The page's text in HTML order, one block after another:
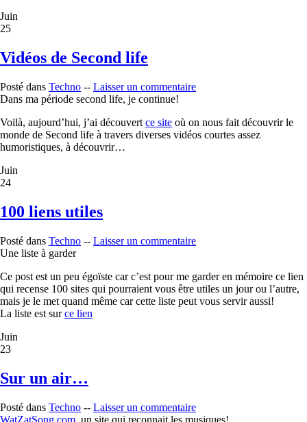
Juin
25
Vidéos de Second life
Posté dans Techno -- Laisser un commentaire
Dans ma période second life, je continue!
Voilà, aujourd’hui, j’ai découvert ce site où on nous fait découvrir le
monde de Second life à travers diverses vidéos courtes assez
humoristiques, à découvrir…
Juin
24
100 liens utiles
Posté dans Techno -- Laisser un commentaire
Une liste à garder
Ce post est un peu égoïste car c’est pour me garder en mémoire ce lien
qui recense 100 sites qui pourraient vous être utiles un jour ou l’autre,
mais je le met quand même car cette liste peut vous servir aussi!
La liste est surce lien
Juin
23
Sur un air…
Posté dans Techno -- Laisser un commentaire
WatZatSong.com, un site qui reconnait les musiques!